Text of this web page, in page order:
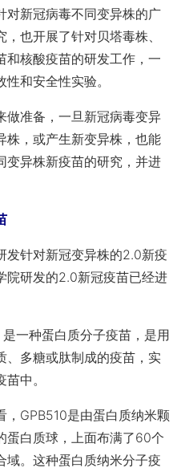
对新冠病毒不同变异株的广
也开展了针对贝塔毒株、
和核酸疫苗的研发工作，一
和安全性实验。
准备，一旦新冠病毒变异
株，或产生新变异株，也能
变异株新疫苗的研究，并进
针对新冠变异株的2.0新疫
院研发的2.0新冠疫苗已经进
一种蛋白质分子疫苗，是用
、多糖或肽制成的疫苗，实
中。
GPB510是由蛋白质纳米颗
蛋白质球，上面布满了60个
域。这种蛋白质纳米分子疫